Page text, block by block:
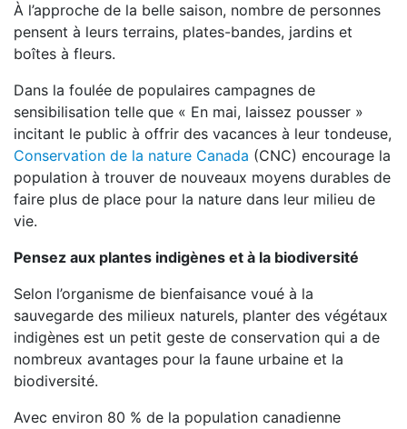
À l’approche de la belle saison, nombre de personnes
pensent à leurs terrains, plates-bandes, jardins et
boîtes à fleurs.
Dans la foulée de populaires campagnes de
sensibilisation telle que « En mai, laissez pousser »
incitant le public à offrir des vacances à leur tondeuse,
Conservation de la nature Canada (CNC) encourage la
population à trouver de nouveaux moyens durables de
faire plus de place pour la nature dans leur milieu de
vie.
Pensez aux plantes indigènes et à la biodiversité
Selon l’organisme de bienfaisance voué à la
sauvegarde des milieux naturels, planter des végétaux
indigènes est un petit geste de conservation qui a de
nombreux avantages pour la faune urbaine et la
biodiversité.
Avec environ 80 % de la population canadienne